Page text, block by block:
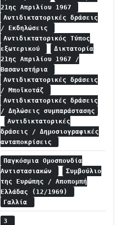
21ης Απριλίου 1967
Αντιδικτατορικές δράσεις
/ Εκδηλώσεις
Αντιδικτατορικός Τύπος
εξωτερικού
Δικτατορία
21ης Απριλίου 1967 /
Βασανιστήρια
Αντιδικτατορικές δράσεις
/ Μποϊκοτάζ
Αντιδικτατορικές δράσεις
/ Δηλώσεις συμπαράστασης
Αντιδικτατορικές
δράσεις / Δημοσιογραφικές
ανταποκρίσεις
Παγκόσμια Ομοσπονδία
Αντιστασιακών
Συμβούλιο
της Ευρώπης / Αποπομπή
Ελλάδας (12/1969)
Γαλλία
3